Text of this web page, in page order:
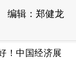
编辑：郑健龙